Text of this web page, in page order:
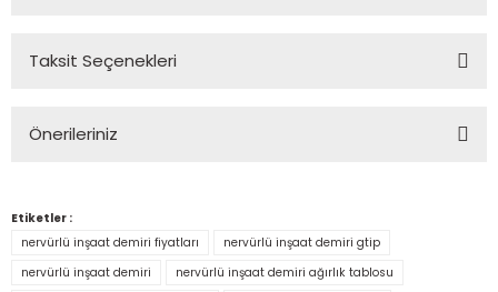
Taksit Seçenekleri
Önerileriniz
konularda yetersiz gördüğünüz noktaları öneri formunu
kullanarak tarafımıza iletebilirsiniz.
Görüş ve önerileriniz için teşekkür ederiz.
Etiketler :
nervürlü inşaat demiri fiyatları
nervürlü inşaat demiri gtip
nervürlü inşaat demiri
nervürlü inşaat demiri ağırlık tablosu